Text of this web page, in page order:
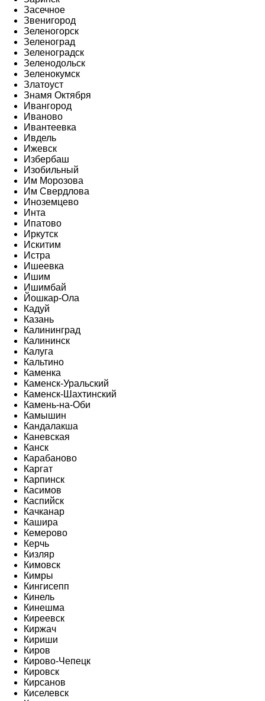
Засечное
Звенигород
Зеленогорск
Зеленоград
Зеленоградск
Зеленодольск
Зеленокумск
Златоуст
Знамя Октября
Ивангород
Иваново
Ивантеевка
Ивдель
Ижевск
Избербаш
Изобильный
Им Морозова
Им Свердлова
Иноземцево
Инта
Ипатово
Иркутск
Искитим
Истра
Ишеевка
Ишим
Ишимбай
Йошкар-Ола
Кадуй
Казань
Калининград
Калининск
Калуга
Кальтино
Каменка
Каменск-Уральский
Каменск-Шахтинский
Камень-на-Оби
Камышин
Кандалакша
Каневская
Канск
Карабаново
Каргат
Карпинск
Касимов
Каспийск
Качканар
Кашира
Кемерово
Керчь
Кизляр
Кимовск
Кимры
Кингисепп
Кинель
Кинешма
Киреевск
Киржач
Кириши
Киров
Кирово-Чепецк
Кировск
Кирсанов
Киселевск